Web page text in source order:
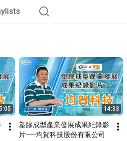
14:33
塑膠成型產業發展成果紀錄影
片──均賀科技股份有限公司